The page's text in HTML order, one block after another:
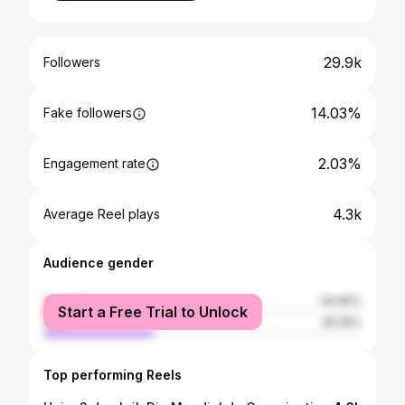
Followers 29.9k
Fake followers 14.03%
Engagement rate 2.03%
Average Reel plays 4.3k
Audience gender
female
male
Start a Free Trial to Unlock
Top performing Reels